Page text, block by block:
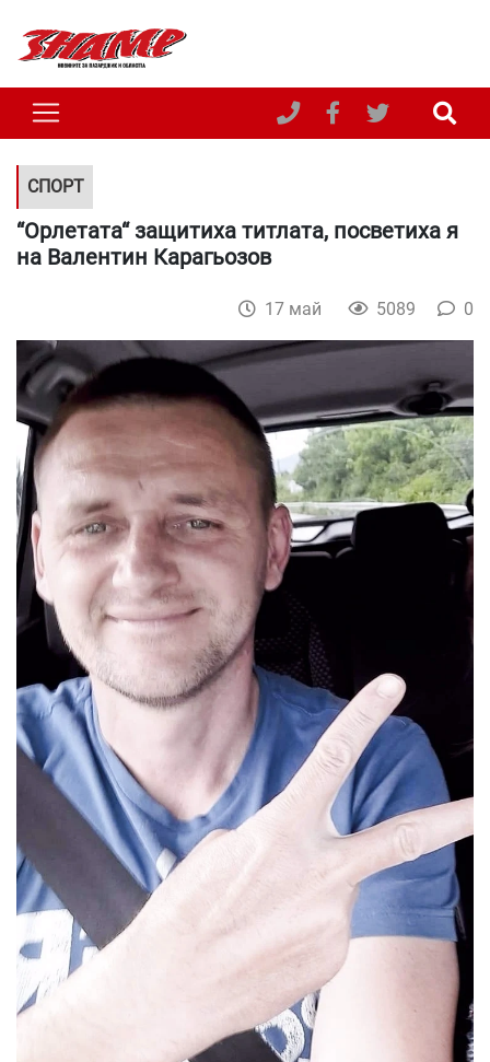
СПОРТ
“Орлетата“ защитиха титлата, посветиха я
на Валентин Карагьозов
17 май 5089 0